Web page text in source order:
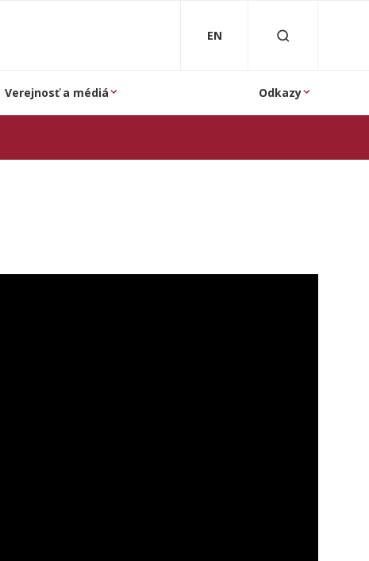
EN
Verejnosť a médiá Odkazy